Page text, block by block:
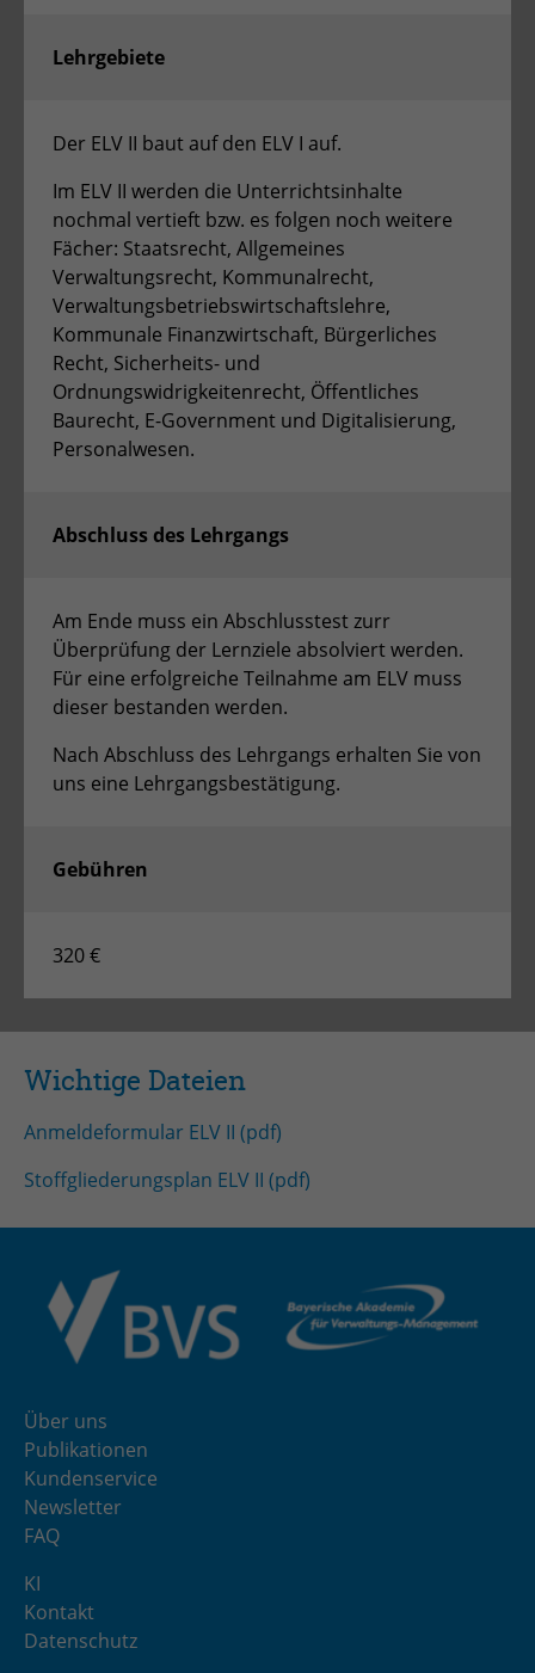
Lehrgebiete
Der ELV II baut auf den ELV I auf.
Im ELV II werden die Unterrichtsinhalte
nochmal vertieft bzw. es folgen noch weitere
Fächer: Staatsrecht, Allgemeines
Verwaltungsrecht, Kommunalrecht,
Verwaltungsbetriebswirtschaftslehre,
Kommunale Finanzwirtschaft, Bürgerliches
Recht, Sicherheits- und
Ordnungswidrigkeitenrecht, Öffentliches
Baurecht, E-Government und Digitalisierung,
Personalwesen.
Abschluss des Lehrgangs
Am Ende muss ein Abschlusstest zurr
Überprüfung der Lernziele absolviert werden.
Für eine erfolgreiche Teilnahme am ELV muss
dieser bestanden werden.
Nach Abschluss des Lehrgangs erhalten Sie von
uns eine Lehrgangsbestätigung.
Gebühren
320 €
Wichtige Dateien
Anmeldeformular ELV II (pdf)
Stoffgliederungsplan ELV II (pdf)
Über uns
Publikationen
Kundenservice
Newsletter
FAQ
KI
Kontakt
Datenschutz